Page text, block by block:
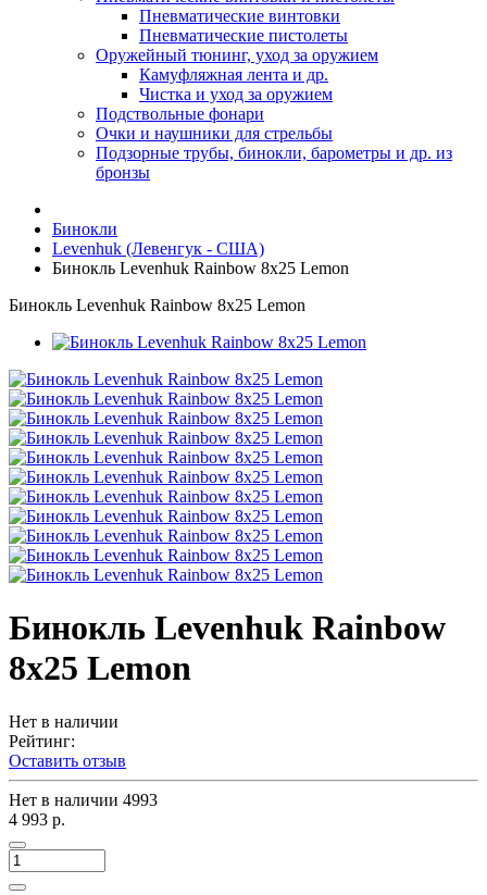
Пневматические винтовки
Пневматические пистолеты
Оружейный тюнинг, уход за оружием
Камуфляжная лента и др.
Чистка и уход за оружием
Подствольные фонари
Очки и наушники для стрельбы
Подзорные трубы, бинокли, барометры и др. из
бронзы
Бинокли
Levenhuk (Левенгук - США)
Бинокль Levenhuk Rainbow 8x25 Lemon
Бинокль Levenhuk Rainbow 8x25 Lemon
Бинокль Levenhuk Rainbow
8x25 Lemon
Нет в наличии
Рейтинг:
Оставить отзыв
Нет в наличии 4993
4 993 р.